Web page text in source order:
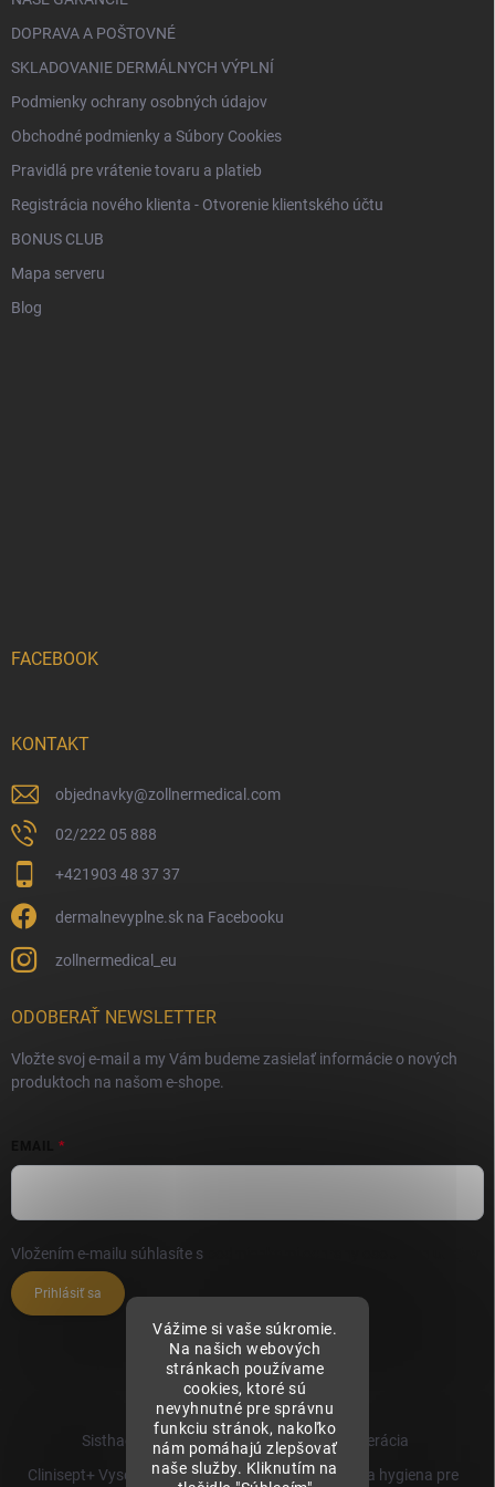
Vážime si vaše súkromie.
Na našich webových
stránkach používame
cookies, ktoré sú
nevyhnutné pre správnu
funkciu stránok, nakoľko
nám pomáhajú zlepšovať
naše služby. Kliknutím na
DOPRAVA A POŠTOVNÉ
SKLADOVANIE DERMÁLNYCH VÝPLNÍ
Podmienky ochrany osobných údajov
Obchodné podmienky a Súbory Cookies
Pravidlá pre vrátenie tovaru a platieb
Registrácia nového klienta - Otvorenie klientského účtu
BONUS CLUB
Mapa serveru
Blog
FACEBOOK
KONTAKT
objednavky@zollnermedical.com
02/222 05 888
+421903 48 37 37
dermalnevyplne.sk na Facebooku
zollnermedical_eu
ODOBERAŤ NEWSLETTER
Vložte svoj e-mail a my Vám budeme zasielať informácie o nových
produktoch na našom e-shope.
Vložením e-mailu súhlasíte s
Prihlásiť sa
Sisthaema.sk - Skutočná Dermálna Regenerácia
Clinisept+ Vysoko účinné čistenie a antimikrobiálna hygiena pre